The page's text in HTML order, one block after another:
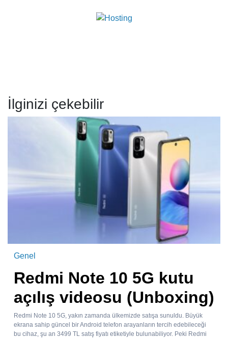
İlginizi çekebilir
Genel
Redmi Note 10 5G kutu
açılış videosu (Unboxing)
Redmi Note 10 5G, yakın zamanda ülkemizde satışa sunuldu. Büyük
ekrana sahip güncel bir Android telefon arayanların tercih edebileceği
bu cihaz, şu an 3499 TL satış fiyatı etiketiyle bulunabiliyor. Peki Redmi